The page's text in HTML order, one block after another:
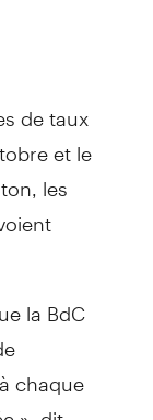
de taux
et le
les
la BdC
chaque
», dit-